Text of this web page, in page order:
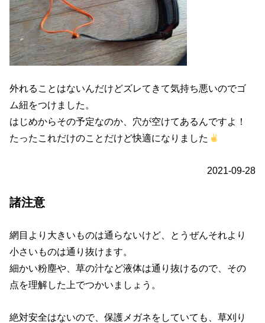
外れることはないんだけどズレてきて気持ち悪いのでゴ
ム紐をつけました。
はじめからその予定なのか、穴が空けてあるんですよ！
たったこれだけのことだけど快適になりました
2021-09-28
諸注意
網目より大きいものは通らないけど、とうぜんそれより
小さいものは通り抜けます。
細かい粉塵や、草の汁など液体は通り抜けるので、その
点を理解した上でつかいましょう。
絶対安全はないので、保護メガネをしていても、草刈り